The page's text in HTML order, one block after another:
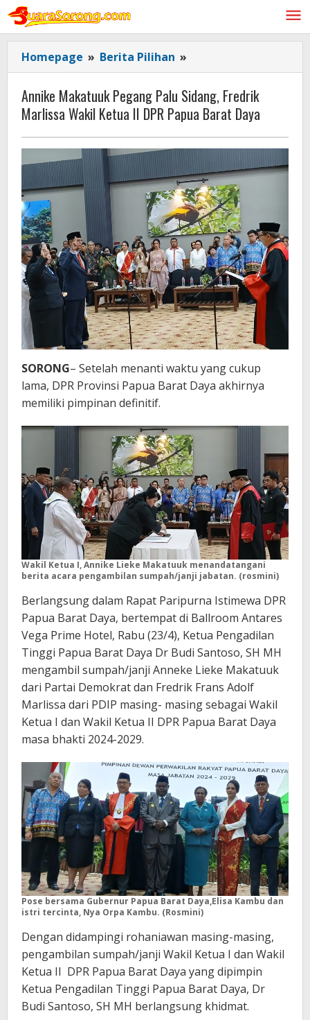
Lewati
konten
Homepage » Berita Pilihan »
Makatuuk
Pegang
Palu
Sidang,
Fredrik
Wakil
Ketua
II
DPR
Papua
Barat
Daya
Annike Makatuuk Pegang Palu Sidang, Fredrik
Marlissa Wakil Ketua II DPR Papua Barat Daya
SORONG– Setelah menanti waktu yang cukup
lama, DPR Provinsi Papua Barat Daya akhirnya
memiliki pimpinan definitif.
Wakil Ketua I, Annike Lieke Makatuuk menandatangani
berita acara pengambilan sumpah/janji jabatan. (rosmini)
Berlangsung dalam Rapat Paripurna Istimewa DPR
Papua Barat Daya, bertempat di Ballroom Antares
Vega Prime Hotel, Rabu (23/4), Ketua Pengadilan
Tinggi Papua Barat Daya Dr Budi Santoso, SH MH
mengambil sumpah/janji Anneke Lieke Makatuuk
dari Partai Demokrat dan Fredrik Frans Adolf
Marlissa dari PDIP masing- masing sebagai Wakil
Ketua I dan Wakil Ketua II DPR Papua Barat Daya
masa bhakti 2024-2029.
Pose bersama Gubernur Papua Barat Daya,Elisa Kambu dan
istri tercinta, Nya Orpa Kambu. (Rosmini)
Dengan didampingi rohaniawan masing-masing,
pengambilan sumpah/janji Wakil Ketua I dan Wakil
Ketua II DPR Papua Barat Daya yang dipimpin
Ketua Pengadilan Tinggi Papua Barat Daya, Dr
Budi Santoso, SH MH berlangsung khidmat.